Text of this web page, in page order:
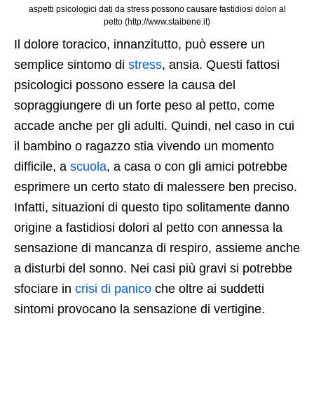
aspetti psicologici dati da stress possono causare fastidiosi dolori al
petto (http://www.staibene.it)
Il dolore toracico, innanzitutto, può essere un
semplice sintomo di stress, ansia. Questi fattosi
psicologici possono essere la causa del
sopraggiungere di un forte peso al petto, come
accade anche per gli adulti. Quindi, nel caso in cui
il bambino o ragazzo stia vivendo un momento
difficile, a scuola, a casa o con gli amici potrebbe
esprimere un certo stato di malessere ben preciso.
Infatti, situazioni di questo tipo solitamente danno
origine a fastidiosi dolori al petto con annessa la
sensazione di mancanza di respiro, assieme anche
a disturbi del sonno. Nei casi più gravi si potrebbe
sfociare in crisi di panico che oltre ai suddetti
sintomi provocano la sensazione di vertigine.